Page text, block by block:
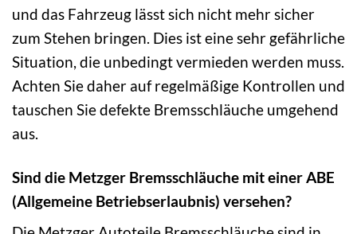
und das Fahrzeug lässt sich nicht mehr sicher
zum Stehen bringen. Dies ist eine sehr gefährliche
Situation, die unbedingt vermieden werden muss.
Achten Sie daher auf regelmäßige Kontrollen und
tauschen Sie defekte Bremsschläuche umgehend
aus.
Sind die Metzger Bremsschläuche mit einer ABE
(Allgemeine Betriebserlaubnis) versehen?